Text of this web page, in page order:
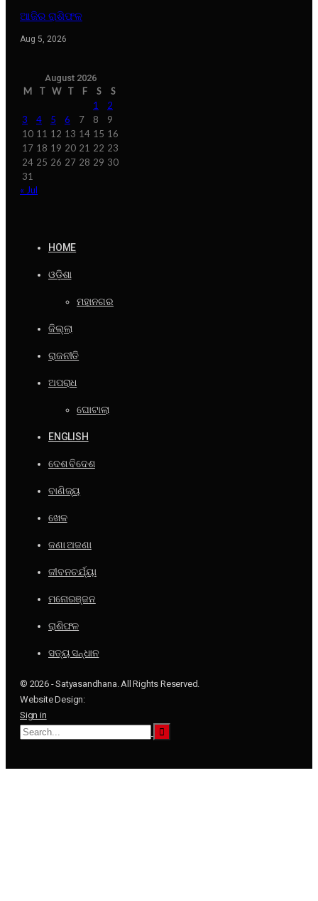
ଆଜିର ରାଶିଫଳ
Aug 5, 2026
August 2026
M T W T F S
S
1
2
3
4 5 6 7 8
9
10 11 12 13 14 15 16
17 18 19 20 21 22 23
24 25 26 27 28 29 30
31
« Jul
HOME
ଓଡ଼ିଶା
ମହାନଗର
ଜିଲ୍ଲା
ରାଜନୀତି
ଅପରାଧ
ଘୋଟାଲା
ENGLISH
ଦେଶ ବିଦେଶ
ବାଣିଜ୍ୟ
ଖେଳ
ଜଣା ଅଜଣା
ଜୀବନଚର୍ଯ୍ୟା
ମନୋରଞ୍ଜନ
ରାଶିଫଳ
ସତ୍ୟ ସନ୍ଧାନ
© 2026 - Satyasandhana. All Rights Reserved.
Website Design:
Sign in